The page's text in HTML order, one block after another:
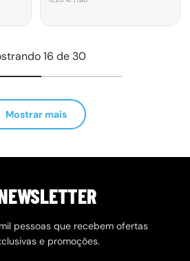
16 de 30
Mostrar mais
pessoas que recebem ofertas
e promoções.